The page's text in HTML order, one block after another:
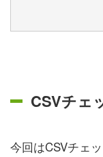
CSVチェ
今回はCSVチェ